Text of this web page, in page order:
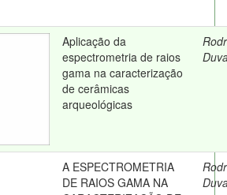
Aplicação da
espectrometria de raios
gama na caracterização
de cerâmicas
arqueológicas
A ESPECTROMETRIA
DE RAIOS GAMA NA